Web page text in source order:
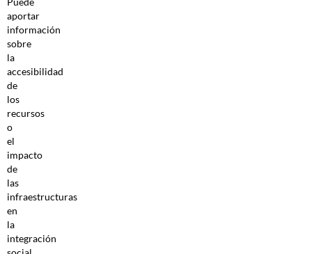
aportar
información
sobre
la
accesibilidad
de
los
recursos
o
el
impacto
de
las
infraestructuras
en
la
integración